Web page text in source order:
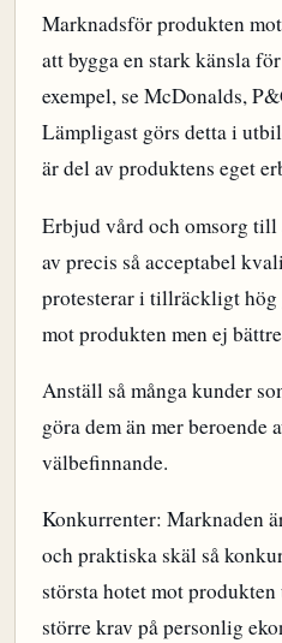
Marknadsför produkten
att bygga en stark känsla
exempel, se McDonalds,
Lämpligast görs detta i
är del av produktens eget
Erbjud vård och omsorg till
av precis så acceptabel
protesterar i tillräckligt
mot produkten men ej
Anställ så många kunder
göra dem än mer beroende
välbefinnande.
Konkurrenter: Marknaden
och praktiska skäl så
största hotet mot
större krav på personlig